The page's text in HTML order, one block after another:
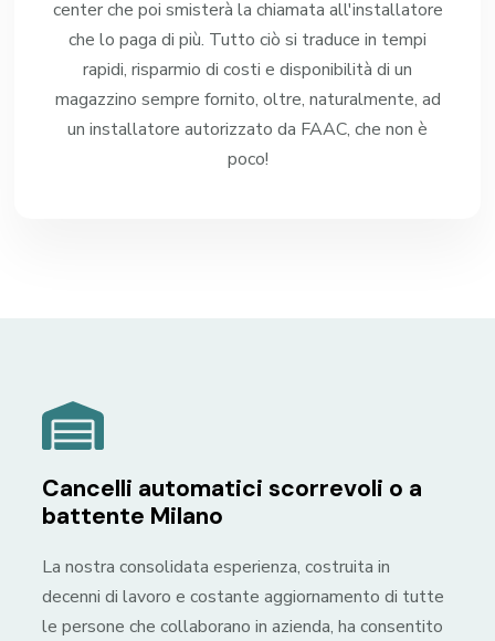
center che poi smisterà la chiamata all'installatore
che lo paga di più. Tutto ciò si traduce in tempi
rapidi, risparmio di costi e disponibilità di un
magazzino sempre fornito, oltre, naturalmente, ad
un installatore autorizzato da FAAC, che non è
poco!
Cancelli automatici scorrevoli o a
battente Milano
La nostra consolidata esperienza, costruita in
decenni di lavoro e costante aggiornamento di tutte
le persone che collaborano in azienda, ha consentito